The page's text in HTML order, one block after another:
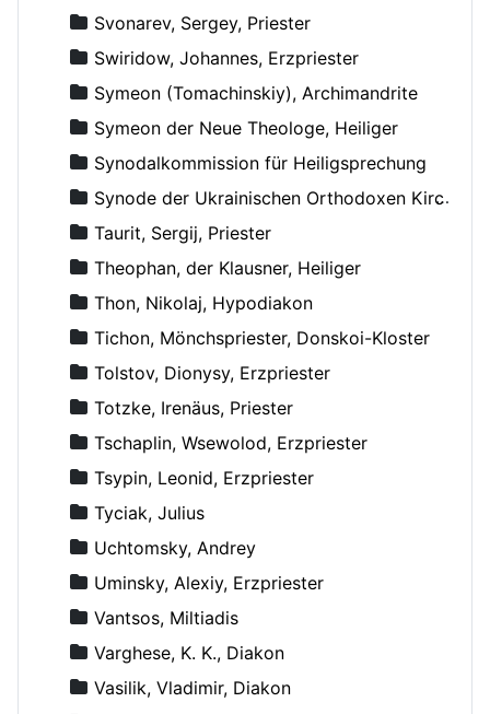
Svonarev, Sergey, Priester
Swiridow, Johannes, Erzpriester
Symeon (Tomachinskiy), Archimandrite
Symeon der Neue Theologe, Heiliger
Synodalkommission für Heiligsprechung
Synode der Ukrainischen Orthodoxen Kirche
Taurit, Sergij, Priester
Theophan, der Klausner, Heiliger
Thon, Nikolaj, Hypodiakon
Tichon, Mönchspriester, Donskoi-Kloster
Tolstov, Dionysy, Erzpriester
Totzke, Irenäus, Priester
Tschaplin, Wsewolod, Erzpriester
Tsypin, Leonid, Erzpriester
Tyciak, Julius
Uchtomsky, Andrey
Uminsky, Alexiy, Erzpriester
Vantsos, Miltiadis
Varghese, K. K., Diakon
Vasilik, Vladimir, Diakon